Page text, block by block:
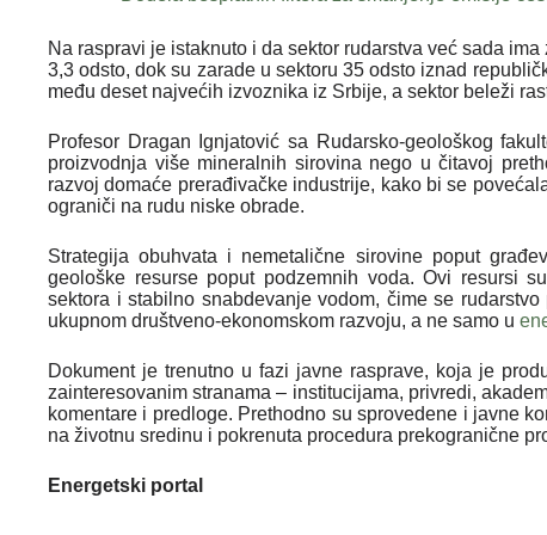
Na raspravi je istaknuto i da sektor rudarstva već sada
3,3 odsto, dok su zarade u sektoru 35 odsto iznad
među deset najvećih izvoznika iz Srbije, a sektor beleži
Profesor Dragan Ignjatović sa Rudarsko-geološkog
proizvodnja više mineralnih sirovina nego u čitavoj
razvoj domaće prerađivačke industrije, kako bi se
ograniči na rudu niske obrade.
Strategija obuhvata i nemetalične sirovine poput
geološke resurse poput podzemnih voda. Ovi resursi
sektora i stabilno snabdevanje vodom, čime se
ukupnom društveno-ekonomskom razvoju, a ne samo u
Dokument je trenutno u fazi javne rasprave, koja je
zainteresovanim stranama – institucijama, privredi,
komentare i predloge. Prethodno su sprovedene i javne
na životnu sredinu i pokrenuta procedura prekogranične
Energetski portal